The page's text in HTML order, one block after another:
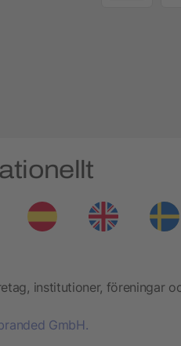
institutioner, föreningar
GmbH.